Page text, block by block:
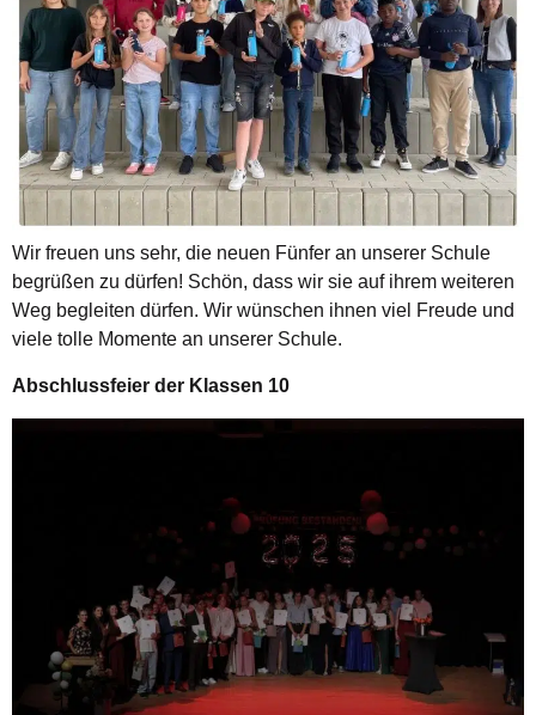
Wir freuen uns sehr, die neuen Fünfer an unserer Schule
begrüßen zu dürfen! Schön, dass wir sie auf ihrem weiteren
Weg begleiten dürfen. Wir wünschen ihnen viel Freude und
viele tolle Momente an unserer Schule.
Abschlussfeier der Klassen 10